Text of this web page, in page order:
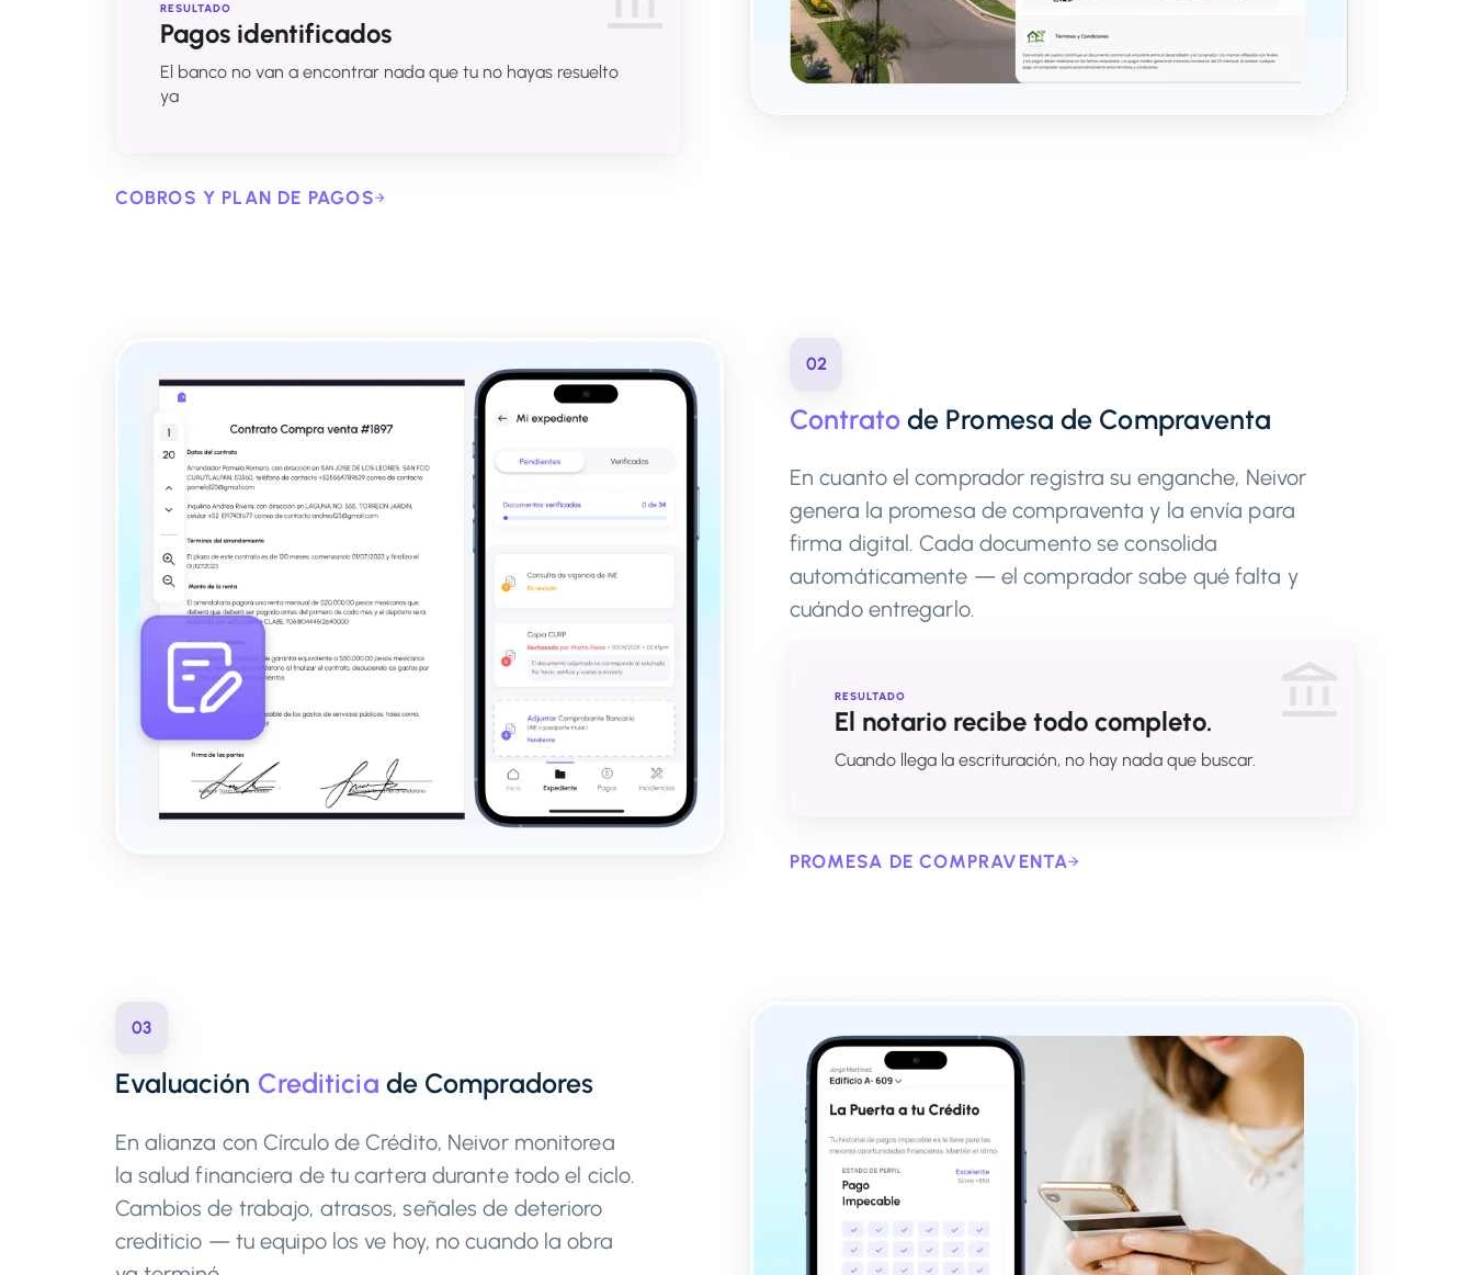
RESULTADO
Pagos identificados
El banco no van a encontrar nada que tu no hayas resuelto
ya
COBROS Y PLAN DE PAGOS
02
Contratode Promesa de Compraventa
En cuanto el comprador registra su enganche, Neivor
genera la promesa de compraventa y la envía para
firma digital. Cada documento se consolida
automáticamente — el comprador sabe qué falta y
cuándo entregarlo.
RESULTADO
El notario recibe todo completo.
Cuando llega la escrituración, no hay nada que buscar.
PROMESA DE COMPRAVENTA
03
Evaluación Crediticia de Compradores
En alianza con Círculo de Crédito, Neivor monitorea
la salud financiera de tu cartera durante todo el ciclo.
Cambios de trabajo, atrasos, señales de deterioro
crediticio — tu equipo los ve hoy, no cuando la obra